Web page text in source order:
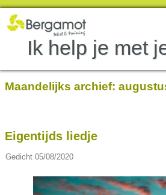
Ik help je met
Maandelijks archief:
Eigentijds liedje
Gedicht 05/08/2020